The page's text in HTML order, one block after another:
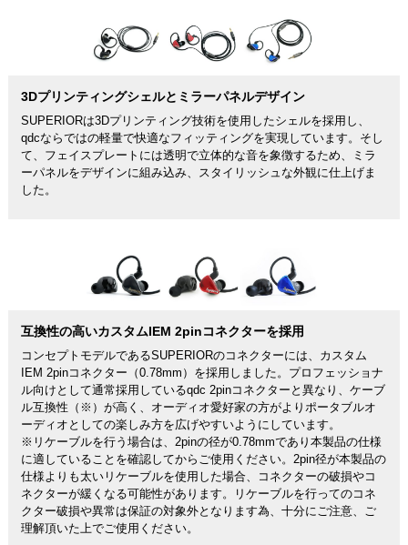
3Dプリンティングシェルとミラーパネルデザイン
SUPERIORは3Dプリンティング技術を使用したシェルを採用し、
qdcならではの軽量で快適なフィッティングを実現しています。そし
て、フェイスプレートには透明で立体的な音を象徴するため、ミラ
ーパネルをデザインに組み込み、スタイリッシュな外観に仕上げま
した。
互換性の高いカスタムIEM 2pinコネクターを採用
コンセプトモデルであるSUPERIORのコネクターには、カスタム
IEM 2pinコネクター（0.78mm）を採用しました。プロフェッショナ
ル向けとして通常採用しているqdc 2pinコネクターと異なり、ケーブ
ル互換性（※）が高く、オーディオ愛好家の方がよりポータブルオ
ーディオとしての楽しみ方を広げやすいようにしています。
※リケーブルを行う場合は、2pinの径が0.78mmであり本製品の仕様
に適していることを確認してからご使用ください。2pin径が本製品の
仕様よりも太いリケーブルを使用した場合、コネクターの破損やコ
ネクターが緩くなる可能性があります。リケーブルを行ってのコネ
クター破損や異常は保証の対象外となります為、十分にご注意、ご
理解頂いた上でご使用ください。